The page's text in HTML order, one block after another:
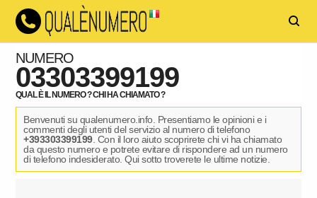
NUMERO
03303399199
QUAL È IL NUMERO ? CHI HA CHIAMATO ?
Benvenuti su qualenumero.info. Presentiamo le opinioni e i
commenti degli utenti del servizio al numero di telefono
+393303399199. Con il loro aiuto scoprirete chi vi ha chiamato
da questo numero e potrete evitare di rispondere ad un numero
di telefono indesiderato. Qui sotto troverete le ultime notizie.